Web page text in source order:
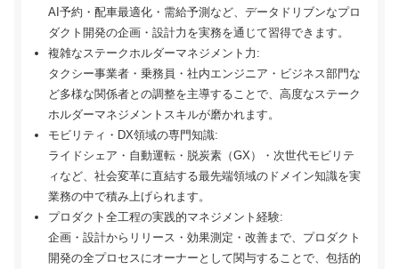
AI予約・配車最適化・需給予測など、データドリブンなプロ
ダクト開発の企画・設計力を実務を通じて習得できます。
複雑なステークホルダーマネジメント力:
タクシー事業者・乗務員・社内エンジニア・ビジネス部門な
ど多様な関係者との調整を主導することで、高度なステーク
ホルダーマネジメントスキルが磨かれます。
モビリティ・DX領域の専門知識:
ライドシェア・自動運転・脱炭素（GX）・次世代モビリテ
ィなど、社会変革に直結する最先端領域のドメイン知識を実
業務の中で積み上げられます。
プロダクト全工程の実践的マネジメント経験:
企画・設計からリリース・効果測定・改善まで、プロダクト
開発の全プロセスにオーナーとして関与することで、包括的